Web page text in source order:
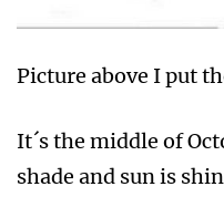
Picture above I put
It´s the middle of
shade and sun is